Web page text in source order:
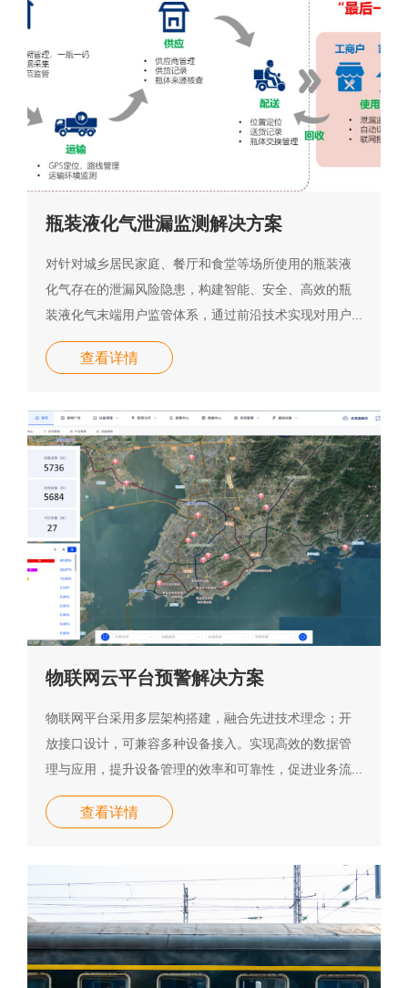
瓶装液化气泄漏监测解决方案
对针对城乡居民家庭、餐厅和食堂等场所使用的瓶装液
化气存在的泄漏风险隐患，构建智能、安全、高效的瓶
装液化气末端用户监管体系，通过前沿技术实现对用户...
查看详情
物联网云平台预警解决方案
物联网平台采用多层架构搭建，融合先进技术理念；开
放接口设计，可兼容多种设备接入。实现高效的数据管
理与应用，提升设备管理的效率和可靠性，促进业务流...
查看详情